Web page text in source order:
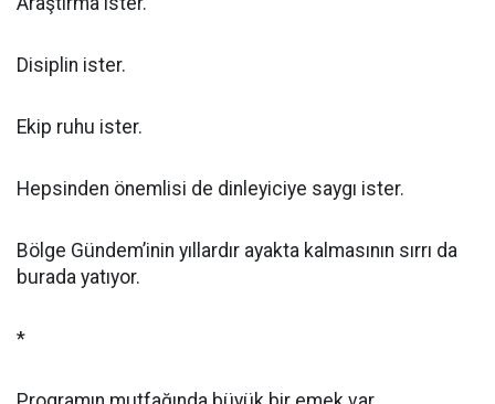
Disiplin ister.
Ekip ruhu ister.
Hepsinden önemlisi de dinleyiciye saygı ister.
Bölge Gündem’inin yıllardır ayakta kalmasının sırrı da
burada yatıyor.
*